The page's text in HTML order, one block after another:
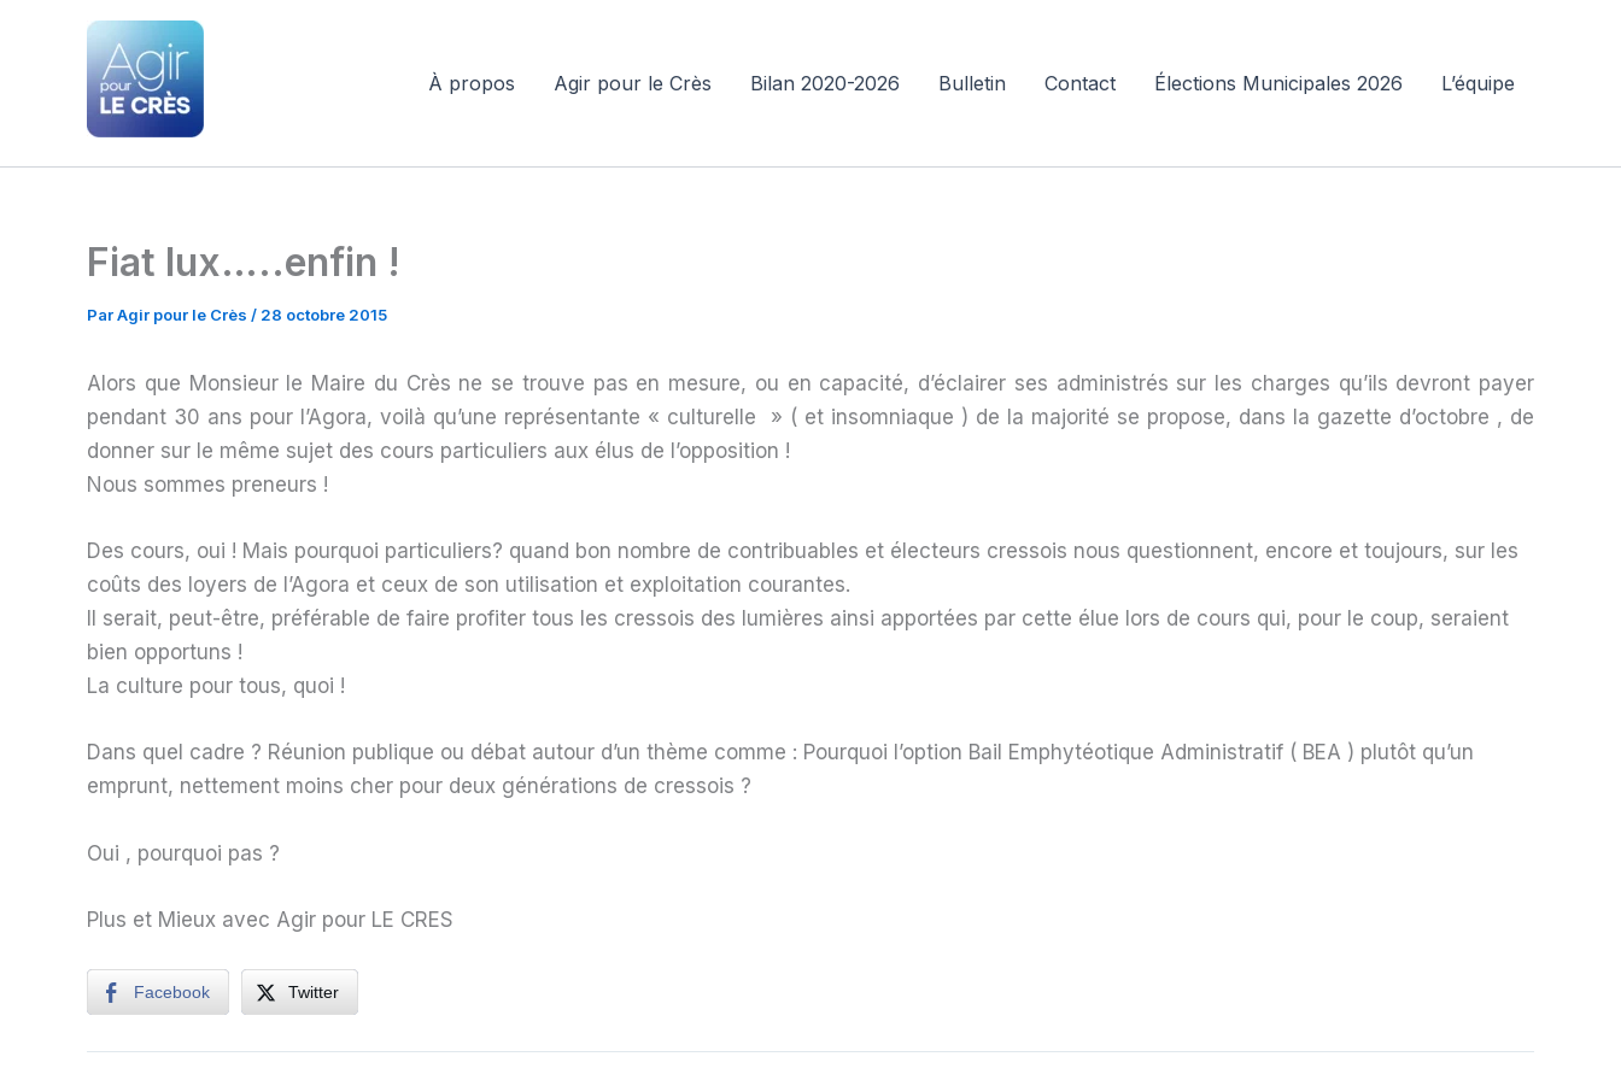
À propos Agir pour le Crès Bilan 2020-2026 Bulletin Contact Élections Municipales 2026 L’équipe
Fiat lux…..enfin !
ParAgir pour le Crès / 28 octobre 2015
Alors que Monsieur le Maire du Crès ne se trouve pas en mesure, ou en capacité, d’éclairer ses administrés sur les charges qu’ils devront payer
pendant 30 ans pour l’Agora, voilà qu’une représentante « culturelle » ( et insomniaque ) de la majorité se propose, dans la gazette d’octobre , de
donner sur le même sujet des cours particuliers aux élus de l’opposition !
Nous sommes preneurs !
Des cours, oui ! Mais pourquoi particuliers? quand bon nombre de contribuables et électeurs cressois nous questionnent, encore et toujours, sur les
coûts des loyers de l’Agora et ceux de son utilisation et exploitation courantes.
Il serait, peut-être, préférable de faire profiter tous les cressois des lumières ainsi apportées par cette élue lors de cours qui, pour le coup, seraient
bien opportuns !
La culture pour tous, quoi !
Dans quel cadre ? Réunion publique ou débat autour d’un thème comme : Pourquoi l’option Bail Emphytéotique Administratif ( BEA ) plutôt qu’un
emprunt, nettement moins cher pour deux générations de cressois ?
Oui , pourquoi pas ?
Plus et Mieux avec Agir pour LE CRES​
Facebook Twitter